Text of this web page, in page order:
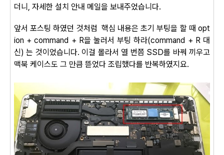
더니, 자세한 설치 안내 메일을 보내주었습니다.
앞서 포스팅 하였던 것처럼 핵심 내용은 초기 부팅을 할 때 opt
ion + command + R을 눌러서 부팅 하라(command + R 대
신) 는 것이었습니다. 이걸 몰라서 열 번쯤 SSD를 바꿔 끼우고
맥북 케이스도 그 만큼 뜯었다 조립했다를 반복하였지요.